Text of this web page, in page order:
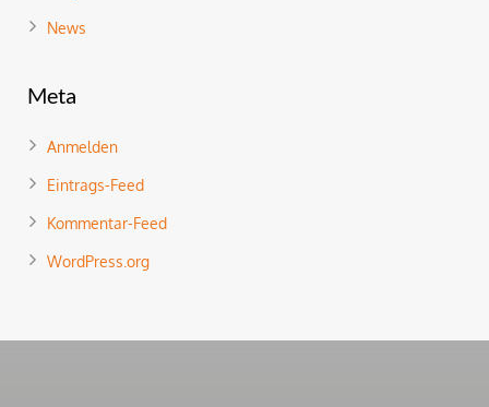
News
Meta
Anmelden
Eintrags-Feed
Kommentar-Feed
WordPress.org